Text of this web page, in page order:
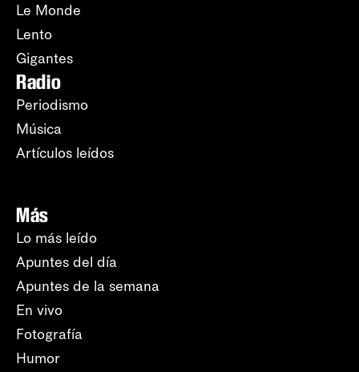
Le Monde
Lento
Gigantes
Radio
Periodismo
Música
Artículos leídos
Más
Lo más leído
Apuntes del día
Apuntes de la semana
En vivo
Fotografía
Humor